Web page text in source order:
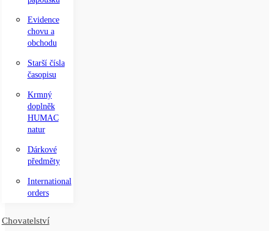
Evidence
chovu a
obchodu
Starší čísla
časopisu
Krmný
doplněk
HUMAC
natur
Dárkové
předměty
International
orders
Chovatelství